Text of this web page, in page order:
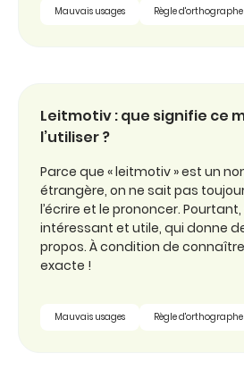
Mauvais usages Règle d'orthographe
Leitmotiv : que signifie ce
l’utiliser ?
Parce que « leitmotiv » est un
étrangère, on ne sait pas
l’écrire et le prononcer.
intéressant et utile, qui donne
propos. À condition de
exacte !
Mauvais usages Règle d'orthographe